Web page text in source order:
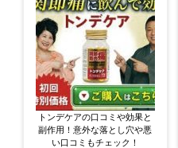
トンデケアの口コミや効果と
副作用！意外な落とし穴や悪
い口コミもチェック！